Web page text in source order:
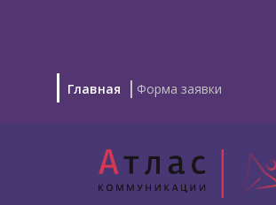
Главная Форма заявки